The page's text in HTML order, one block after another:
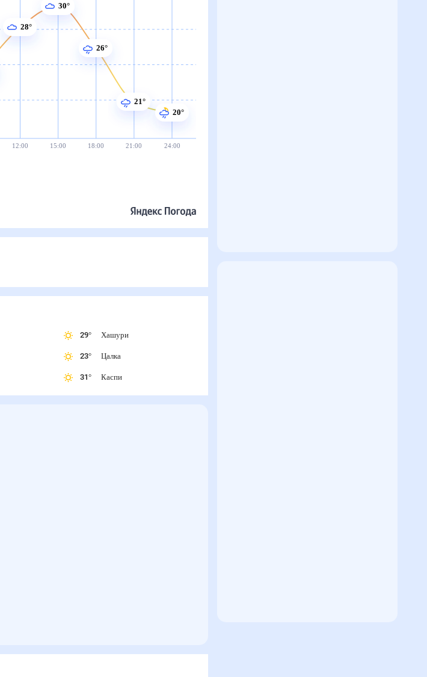
12:00 15:00 18:00 21:00 24:00
28°
30°
26°
21°
20°
29° Хашури
23° Цалка
31° Каспи